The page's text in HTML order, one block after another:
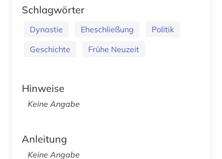
Schlagwörter
Dynastie Eheschließung
Politik
Geschichte
Frühe Neuzeit
Hinweise
Keine Angabe
Anleitung
Keine Angabe